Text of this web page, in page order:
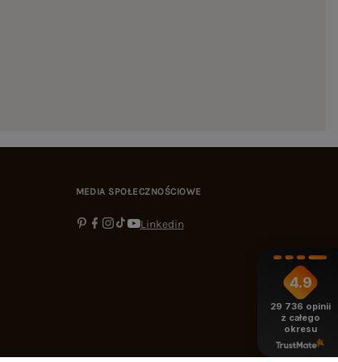
MEDIA SPOŁECZNOŚCIOWE
Linkedin
4.9
29 736 opinii
z całego
okresu